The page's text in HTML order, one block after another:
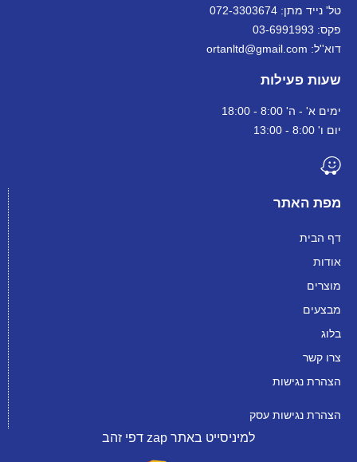
מפת האתר
דף הבית
אודות
מוצרים
מבצעים
בלוג
צרו קשר
הצהרת נגישות
הצהרת נגישות עסק
טל' נייד מתן: 072-3303674
פקס: 03-6991993
דוא''ל: ortanltd@gmail.com
שעות פעילות
ימים א' - ה' 8:00 - 18:00
יום ו' 8:00 - 13:00
למיניסייט באתר zap דפי זהב